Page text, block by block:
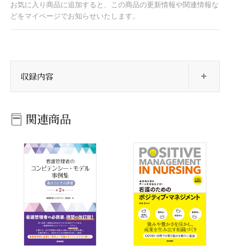
お気に入り商品に追加すると、この商品の更新情報や関連情報な
どをマイページでお知らせいたします。
収録内容
関連商品